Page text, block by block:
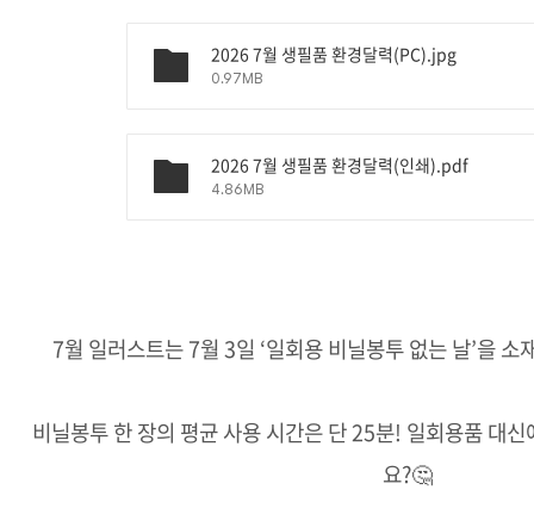
2026 7월 생필품 환경달력(PC).jpg
0.97MB
2026 7월 생필품 환경달력(인쇄).pdf
4.86MB
7월 일러스트는 7월 3일 ‘일회용 비닐봉투 없는 날’을
비닐봉투 한 장의 평균 사용 시간은 단 25분! 일회용품 대
요?🤔